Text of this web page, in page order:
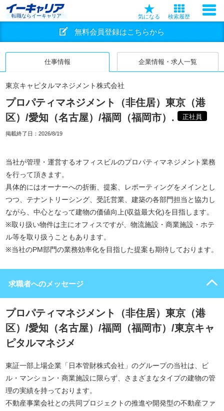
転職ならイーキャリア 気になる 検索履歴
無料会員登録はこちらから
仕事情報 企業情報・求人一覧
東京キャピタルマネジメント株式会社
プロパティマネジメント（非住居）東京（港
区）/愛知（名古屋）/福岡（福岡市）.
正社員
掲載終了日： 2026/8/19
当社が管理・運営するオフィスビルのプロパティマネジメント業務
を行って頂きます。
具体的にはオーナーへの折衝、提案、レポーティングをメインとし
つつ、テナントリーシング、受託営業、建築の各部門担当と協力し
ながら、中心となって建物の価値向上(収益最大化)を目指します。
※取り扱い物件は主にオフィスですが、物流施設・商業施設・ホテ
ル等を取り扱うこともあります。
※当社のPM部門の業務効率化を目指した提案も期待しております。
求職者へのメッセージ
プロパティマネジメント（非住居）東京（港
区）/愛知（名古屋）/福岡（福岡市）/東京キャ
ピタルマネジメ
東証一部上場企業「日本管財株式会社」のグループの当社は、ビ
ル・マンション・商業施設に限らず、さまざまなタイプの建物の管
理の実績を持っております。
不動産事業会社との共同プロジェクトの推進や開発型の不動産ファ